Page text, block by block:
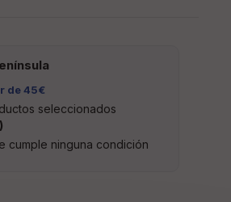
de 45€
seleccionados
cumple ninguna condición